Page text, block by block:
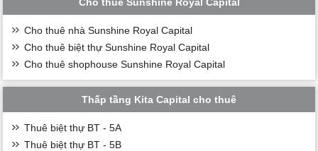
Cho thuê nhà Sunshine Royal Capital
Cho thuê biệt thự Sunshine Royal Capital
Cho thuê shophouse Sunshine Royal Capital
Thấp tầng Kita Capital cho thuê
Thuê biệt thự BT - 5A
Thuê biệt thự BT - 5B